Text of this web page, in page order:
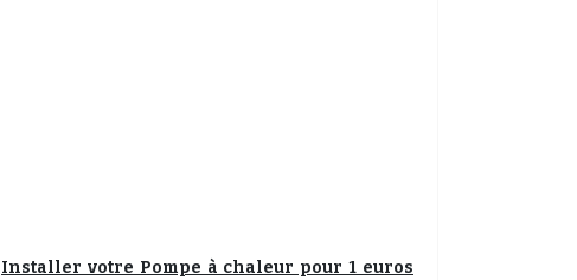
Installer votre Pompe à chaleur pour 1 euros